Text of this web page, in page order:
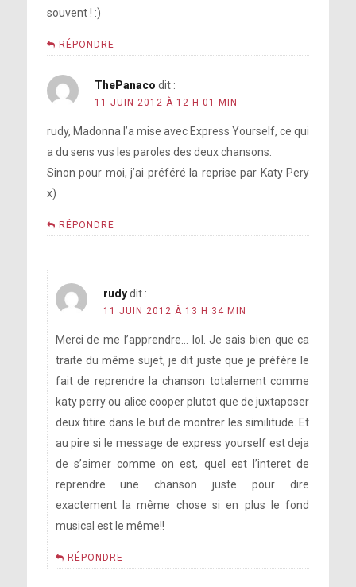
souvent ! :)
RÉPONDRE
ThePanaco dit :
11 JUIN 2012 À 12 H 01 MIN
rudy, Madonna l’a mise avec Express Yourself, ce qui
a du sens vus les paroles des deux chansons.
Sinon pour moi, j’ai préféré la reprise par Katy Pery
x)
RÉPONDRE
rudy dit :
11 JUIN 2012 À 13 H 34 MIN
Merci de me l’apprendre… lol. Je sais bien que ca
traite du même sujet, je dit juste que je préfère le
fait de reprendre la chanson totalement comme
katy perry ou alice cooper plutot que de juxtaposer
deux titire dans le but de montrer les similitude. Et
au pire si le message de express yourself est deja
de s’aimer comme on est, quel est l’interet de
reprendre une chanson juste pour dire
exactement la même chose si en plus le fond
musical est le même!!
RÉPONDRE